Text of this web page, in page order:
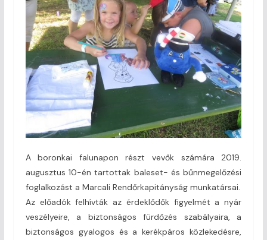
A boronkai falunapon részt vevők számára 2019.
augusztus 10-én tartottak baleset- és bűnmegelőzési
foglalkozást a Marcali Rendőrkapitányság munkatársai.
Az előadók felhívták az érdeklődők figyelmét a nyár
veszélyeire, a biztonságos fürdőzés szabályaira, a
biztonságos gyalogos és a kerékpáros közlekedésre,